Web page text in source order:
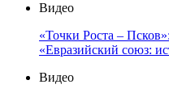
Видео
«Точки Роста –
«Евразийский союз:
Видео